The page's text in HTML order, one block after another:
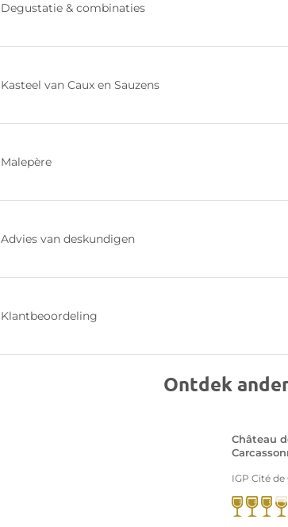
Degustatie & combinaties
Kasteel van Caux en Sauzens
Malepère
Advies van deskundigen
Klantbeoordeling
Ontdek
Château
IGP Cité